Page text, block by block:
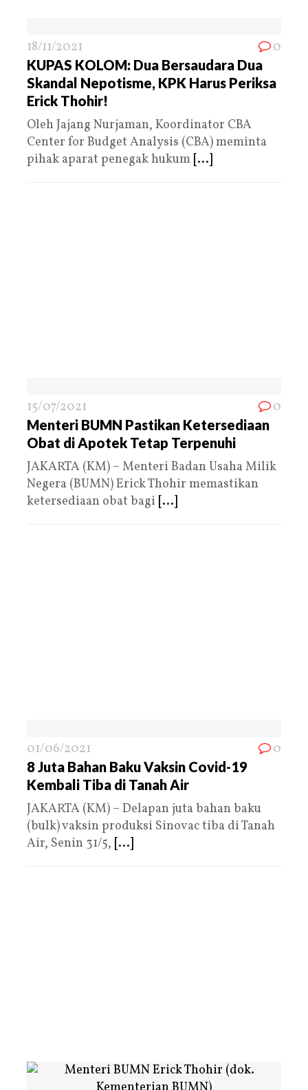
18/11/2021 0
KUPAS KOLOM: Dua Bersaudara Dua
Skandal Nepotisme, KPK Harus Periksa
Erick Thohir!
Oleh Jajang Nurjaman, Koordinator CBA
Center for Budget Analysis (CBA) meminta
pihak aparat penegak hukum [...]
15/07/2021 0
Menteri BUMN Pastikan Ketersediaan
Obat di Apotek Tetap Terpenuhi
JAKARTA (KM) – Menteri Badan Usaha Milik
Negera (BUMN) Erick Thohir memastikan
ketersediaan obat bagi [...]
01/06/2021 0
8 Juta Bahan Baku Vaksin Covid-19
Kembali Tiba di Tanah Air
JAKARTA (KM) – Delapan juta bahan baku
(bulk) vaksin produksi Sinovac tiba di Tanah
Air, Senin 31/5, [...]